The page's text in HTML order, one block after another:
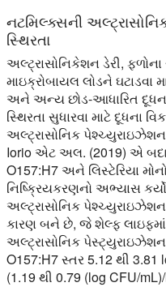
નટમિલ્ક્સની
સ્થિરતા
અલ્ટ્રાસોનિકેશન ડેરી,
માઇક્રોબાયલ લોડને
અને અન્ય છોડ-આધારિત
સ્થિરતા સુધારવા માટે દૂધના
અલ્ટ્રાસોનિક
Iorio એટ અલ. (2019) એ
O157:H7 અને લિસ્ટેરિયા
નિષ્ક્રિયકરણનો અભ્યાસ
અલ્ટ્રાસોનિક
કારણ બને છે, જે શેલ્ફ લાઇફમાં
અલ્ટ્રાસોનિક પેસ્ટ્યુરાઇઝેશન
O157:H7 સ્તર 5.12 થી
(1.19 થી 0.79 (log CFU/